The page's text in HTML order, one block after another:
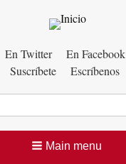
En Twitter
En Facebook
Suscríbete
Escríbenos
Main menu